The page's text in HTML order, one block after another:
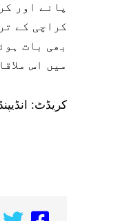
پانے اور
کراچی کے
بھی بات
میں اس
کریڈٹ: